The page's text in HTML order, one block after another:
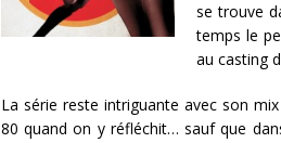
se trouve
temps le
au casting
La série reste intriguante avec son
80 quand on y réfléchit… sauf que